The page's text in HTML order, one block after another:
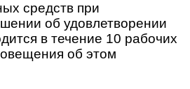
средств при
об удовлетворении
в течение 10 рабочих
об этом